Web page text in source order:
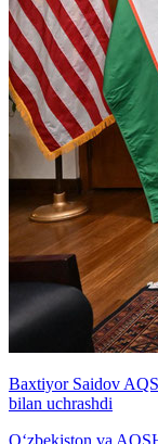
Baxtiyor Saidov
bilan uchrashdi